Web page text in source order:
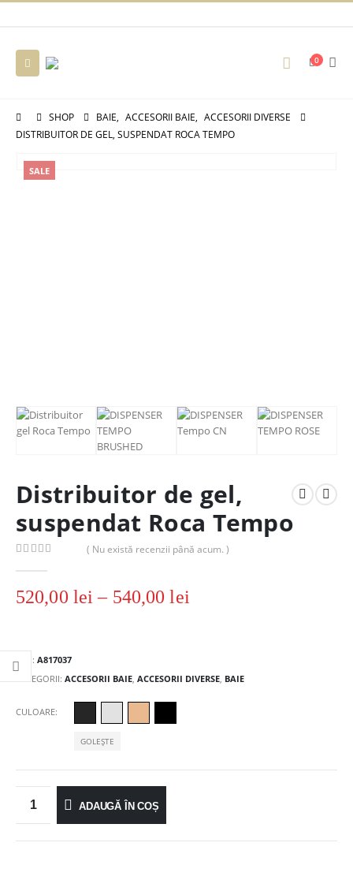
0
SHOP BAIE, ACCESORII BAIE, ACCESORII DIVERSE
DISTRIBUITOR DE GEL, SUSPENDAT ROCA TEMPO
SALE
Distribuitor de gel,
suspendat Roca Tempo
( Nu există recenzii până acum. )
520,00 lei – 540,00lei
SKU: A817037
CATEGORII: ACCESORII BAIE, ACCESORII DIVERSE, BAIE
CULOARE
GOLEȘTE
ADAUGĂ ÎN COȘ